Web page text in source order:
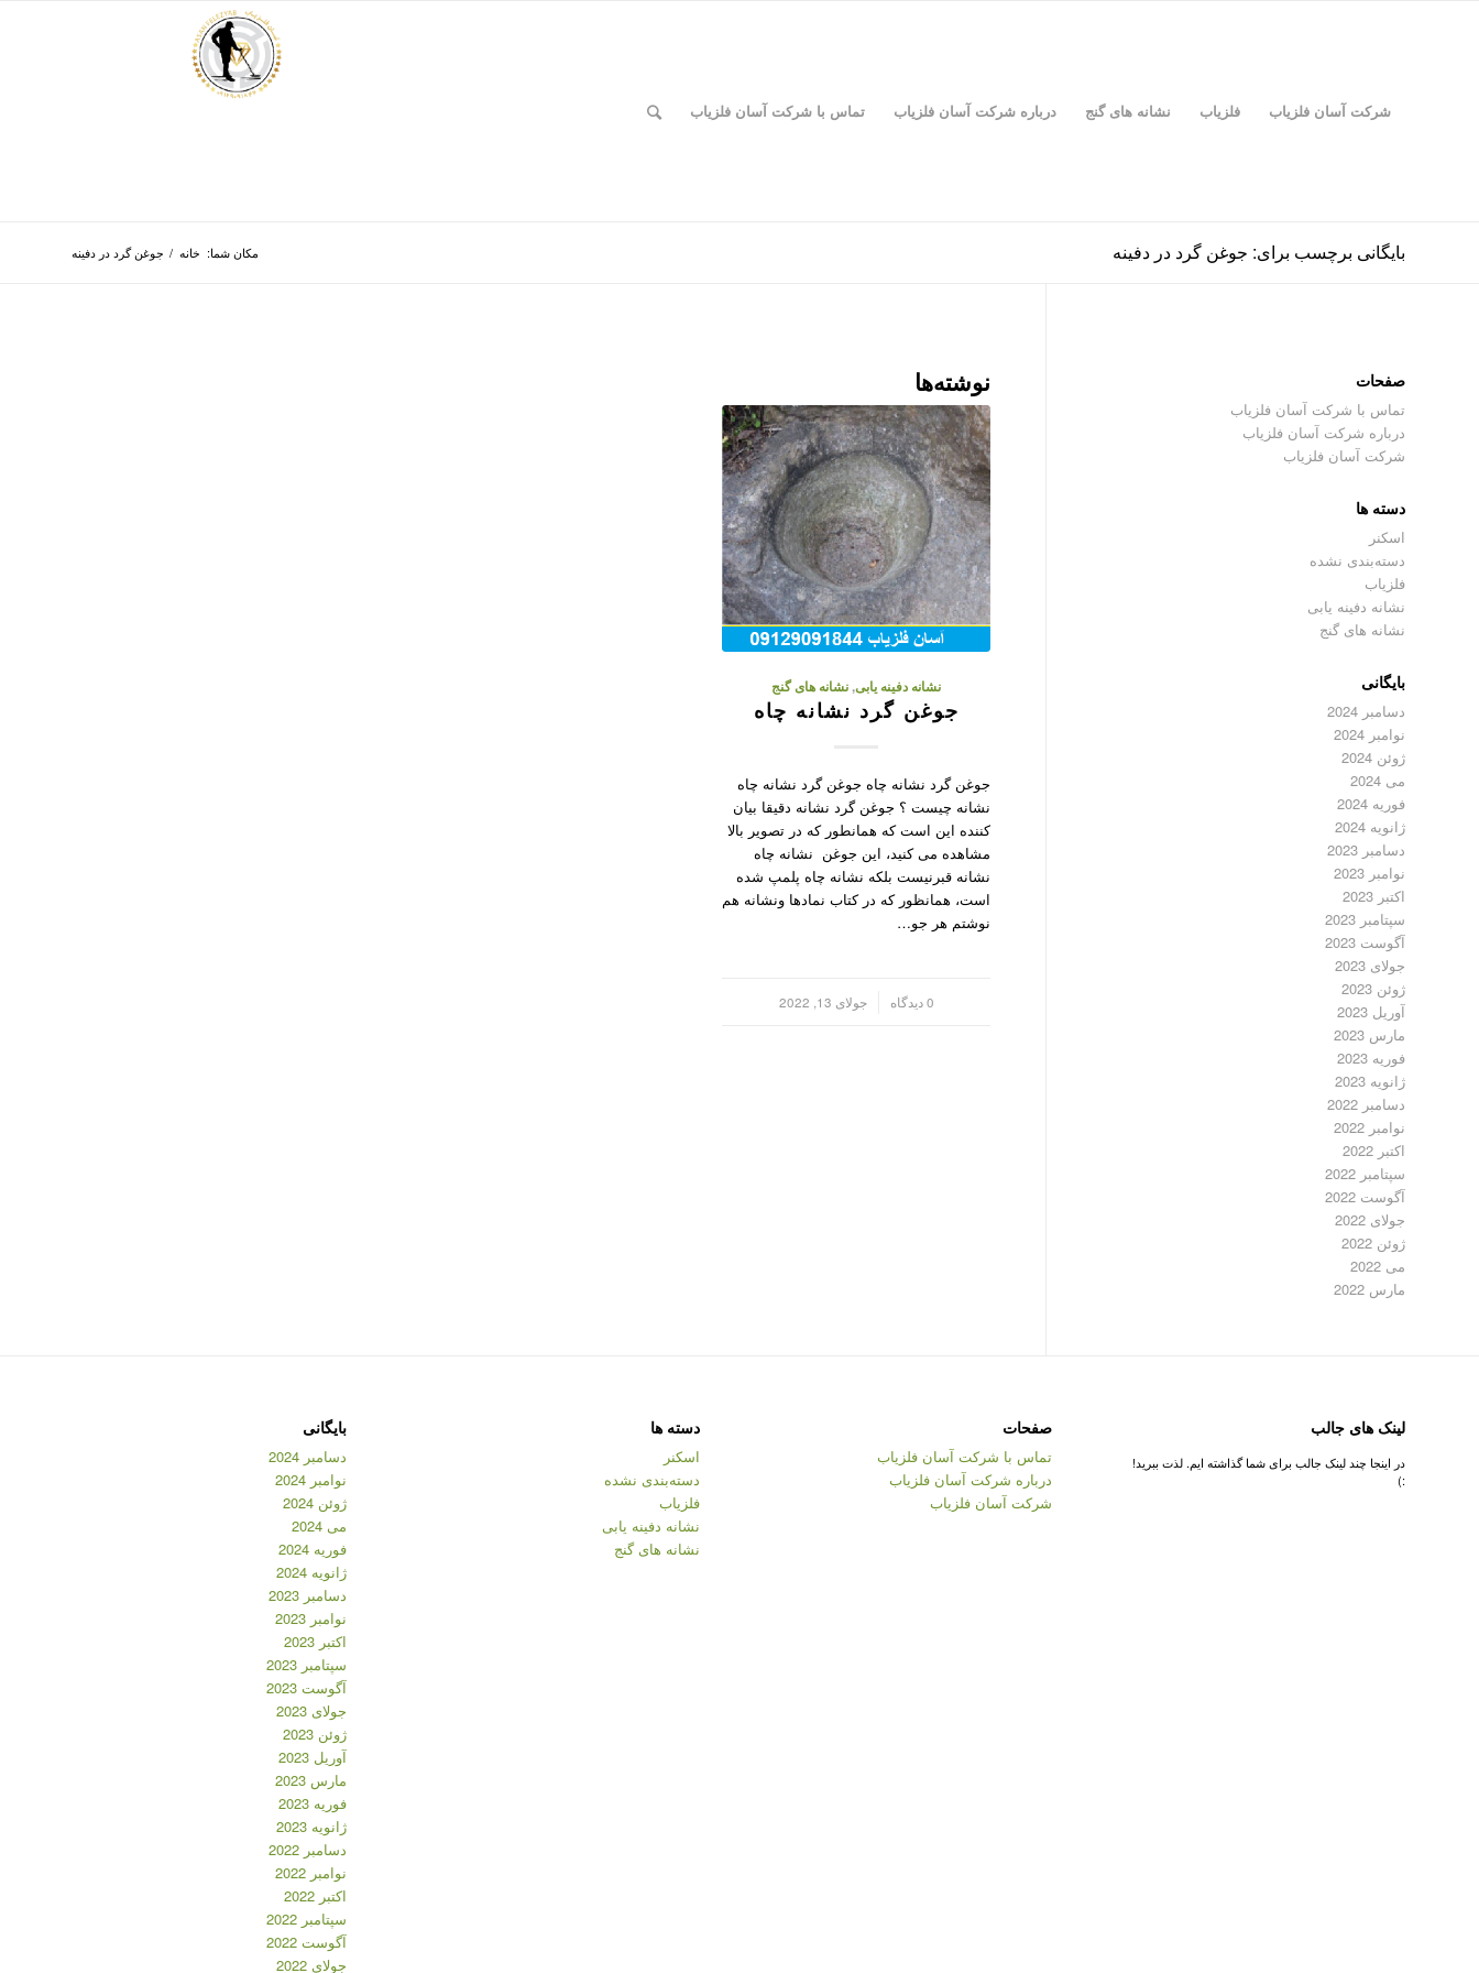
شرکت آسان فلزیاب فلزیاب نشانه های گنج درباره شرکت آسان فلزیاب تماس با شرکت آسان فلزیاب
بایگانی برچسب برای: جوغن گرد در دفینه مکان شما: خانه / جوغن گرد در دفینه
نوشته‌ها
نشانه دفینه یابی,نشانه های گنج
جوغن گرد نشانه چاه
جوغن گرد نشانه چاه جوغن گرد نشانه چاه
نشانه چیست ؟ جوغن گرد نشانه دقیقا بیان
کننده این است که همانطور که در تصویر بالا
مشاهده می کنید، این جوغن نشانه چاه
نشانه قبرنیست بلکه نشانه چاه پلمپ شده
است، همانظور که در کتاب نمادها ونشانه هم
نوشتم هر جو…
0 دیدگاه جولای 13, 2022
صفحات
تماس با شرکت آسان فلزیاب
درباره شرکت آسان فلزیاب
شرکت آسان فلزیاب
دسته ها
اسکنر
دسته‌بندی نشده
فلزیاب
نشانه دفینه یابی
نشانه های گنج
بایگانی
دسامبر 2024
نوامبر 2024
ژوئن 2024
می 2024
فوریه 2024
ژانویه 2024
دسامبر 2023
نوامبر 2023
اکتبر 2023
سپتامبر 2023
آگوست 2023
جولای 2023
ژوئن 2023
آوریل 2023
مارس 2023
فوریه 2023
ژانویه 2023
دسامبر 2022
نوامبر 2022
اکتبر 2022
سپتامبر 2022
آگوست 2022
جولای 2022
ژوئن 2022
می 2022
مارس 2022
لینک های جالب
در اینجا چند لینک جالب برای شما گذاشته ایم. لذت ببرید!
:)
صفحات
تماس با شرکت آسان فلزیاب
درباره شرکت آسان فلزیاب
شرکت آسان فلزیاب
دسته ها
اسکنر
دسته‌بندی نشده
فلزیاب
نشانه دفینه یابی
نشانه های گنج
بایگانی
دسامبر 2024
نوامبر 2024
ژوئن 2024
می 2024
فوریه 2024
ژانویه 2024
دسامبر 2023
نوامبر 2023
اکتبر 2023
سپتامبر 2023
آگوست 2023
جولای 2023
ژوئن 2023
آوریل 2023
مارس 2023
فوریه 2023
ژانویه 2023
دسامبر 2022
نوامبر 2022
اکتبر 2022
سپتامبر 2022
آگوست 2022
جولای 2022